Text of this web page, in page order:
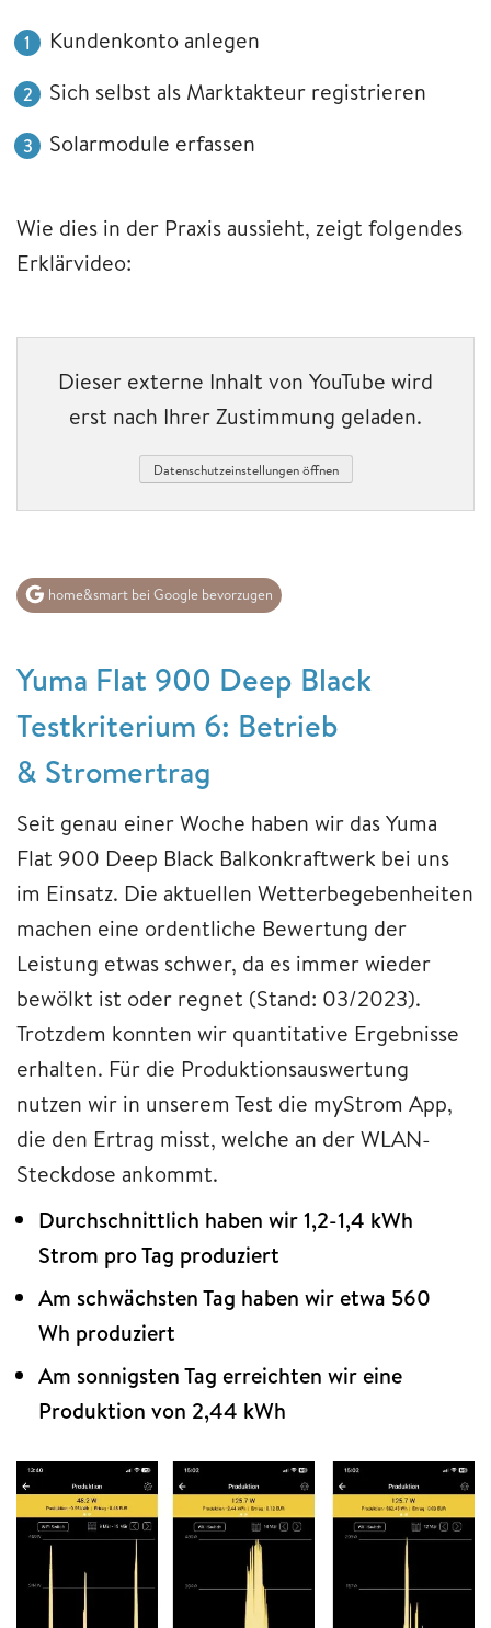
Kundenkonto anlegen
Sich selbst als Marktakteur registrieren
Solarmodule erfassen
Wie dies in der Praxis aussieht, zeigt folgendes
Erklärvideo:
Dieser externe Inhalt von YouTube wird
erst nach Ihrer Zustimmung geladen.
Datenschutzeinstellungen öffnen
home&smart bei Google bevorzugen
Yuma Flat 900 Deep Black
Testkriterium 6: Betrieb
& Stromertrag
Seit genau einer Woche haben wir das Yuma
Flat 900 Deep Black Balkonkraftwerk bei uns
im Einsatz. Die aktuellen Wetterbegebenheiten
machen eine ordentliche Bewertung der
Leistung etwas schwer, da es immer wieder
bewölkt ist oder regnet (Stand: 03/2023).
Trotzdem konnten wir quantitative Ergebnisse
erhalten. Für die Produktionsauswertung
nutzen wir in unserem Test die myStrom App,
die den Ertrag misst, welche an der WLAN-
Steckdose ankommt.
Durchschnittlich haben wir 1,2-1,4 kWh
Strom pro Tag produziert
Am schwächsten Tag haben wir etwa 560
Wh produziert
Am sonnigsten Tag erreichten wir eine
Produktion von 2,44 kWh